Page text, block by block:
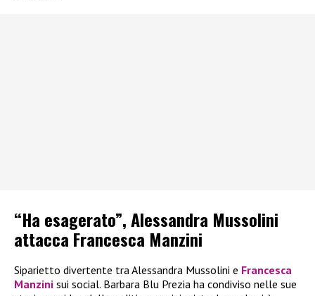
“Ha esagerato”, Alessandra Mussolini
attacca Francesca Manzini
Siparietto divertente tra Alessandra Mussolini e Francesca
Manzini sui social. Barbara Blu Prezia ha condiviso nelle sue